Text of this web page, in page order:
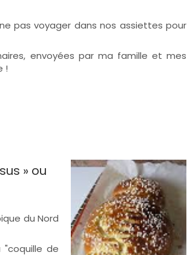
pas voyager dans nos assiettes pour
envoyées par ma famille et mes
!
» ou
du Nord
de